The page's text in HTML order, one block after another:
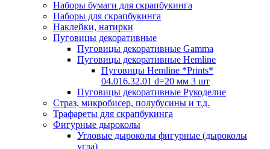
Наборы бумаги для скрапбукинга
Наборы для скрапбукинга
Наклейки, натирки
Пуговицы декоративные
Пуговицы декоративные Gamma
Пуговицы декоративные Hemline
Пуговицы Hemline *Prints*
04.016.32.01 d=20 мм 3 шт
Пуговицы декоративные Рукоделие
Страз, микробисер, полубусины и т.д.
Трафареты для скрапбукинга
Фигурные дыроколы
Угловые дыроколы фигурные (дыроколы
угла)